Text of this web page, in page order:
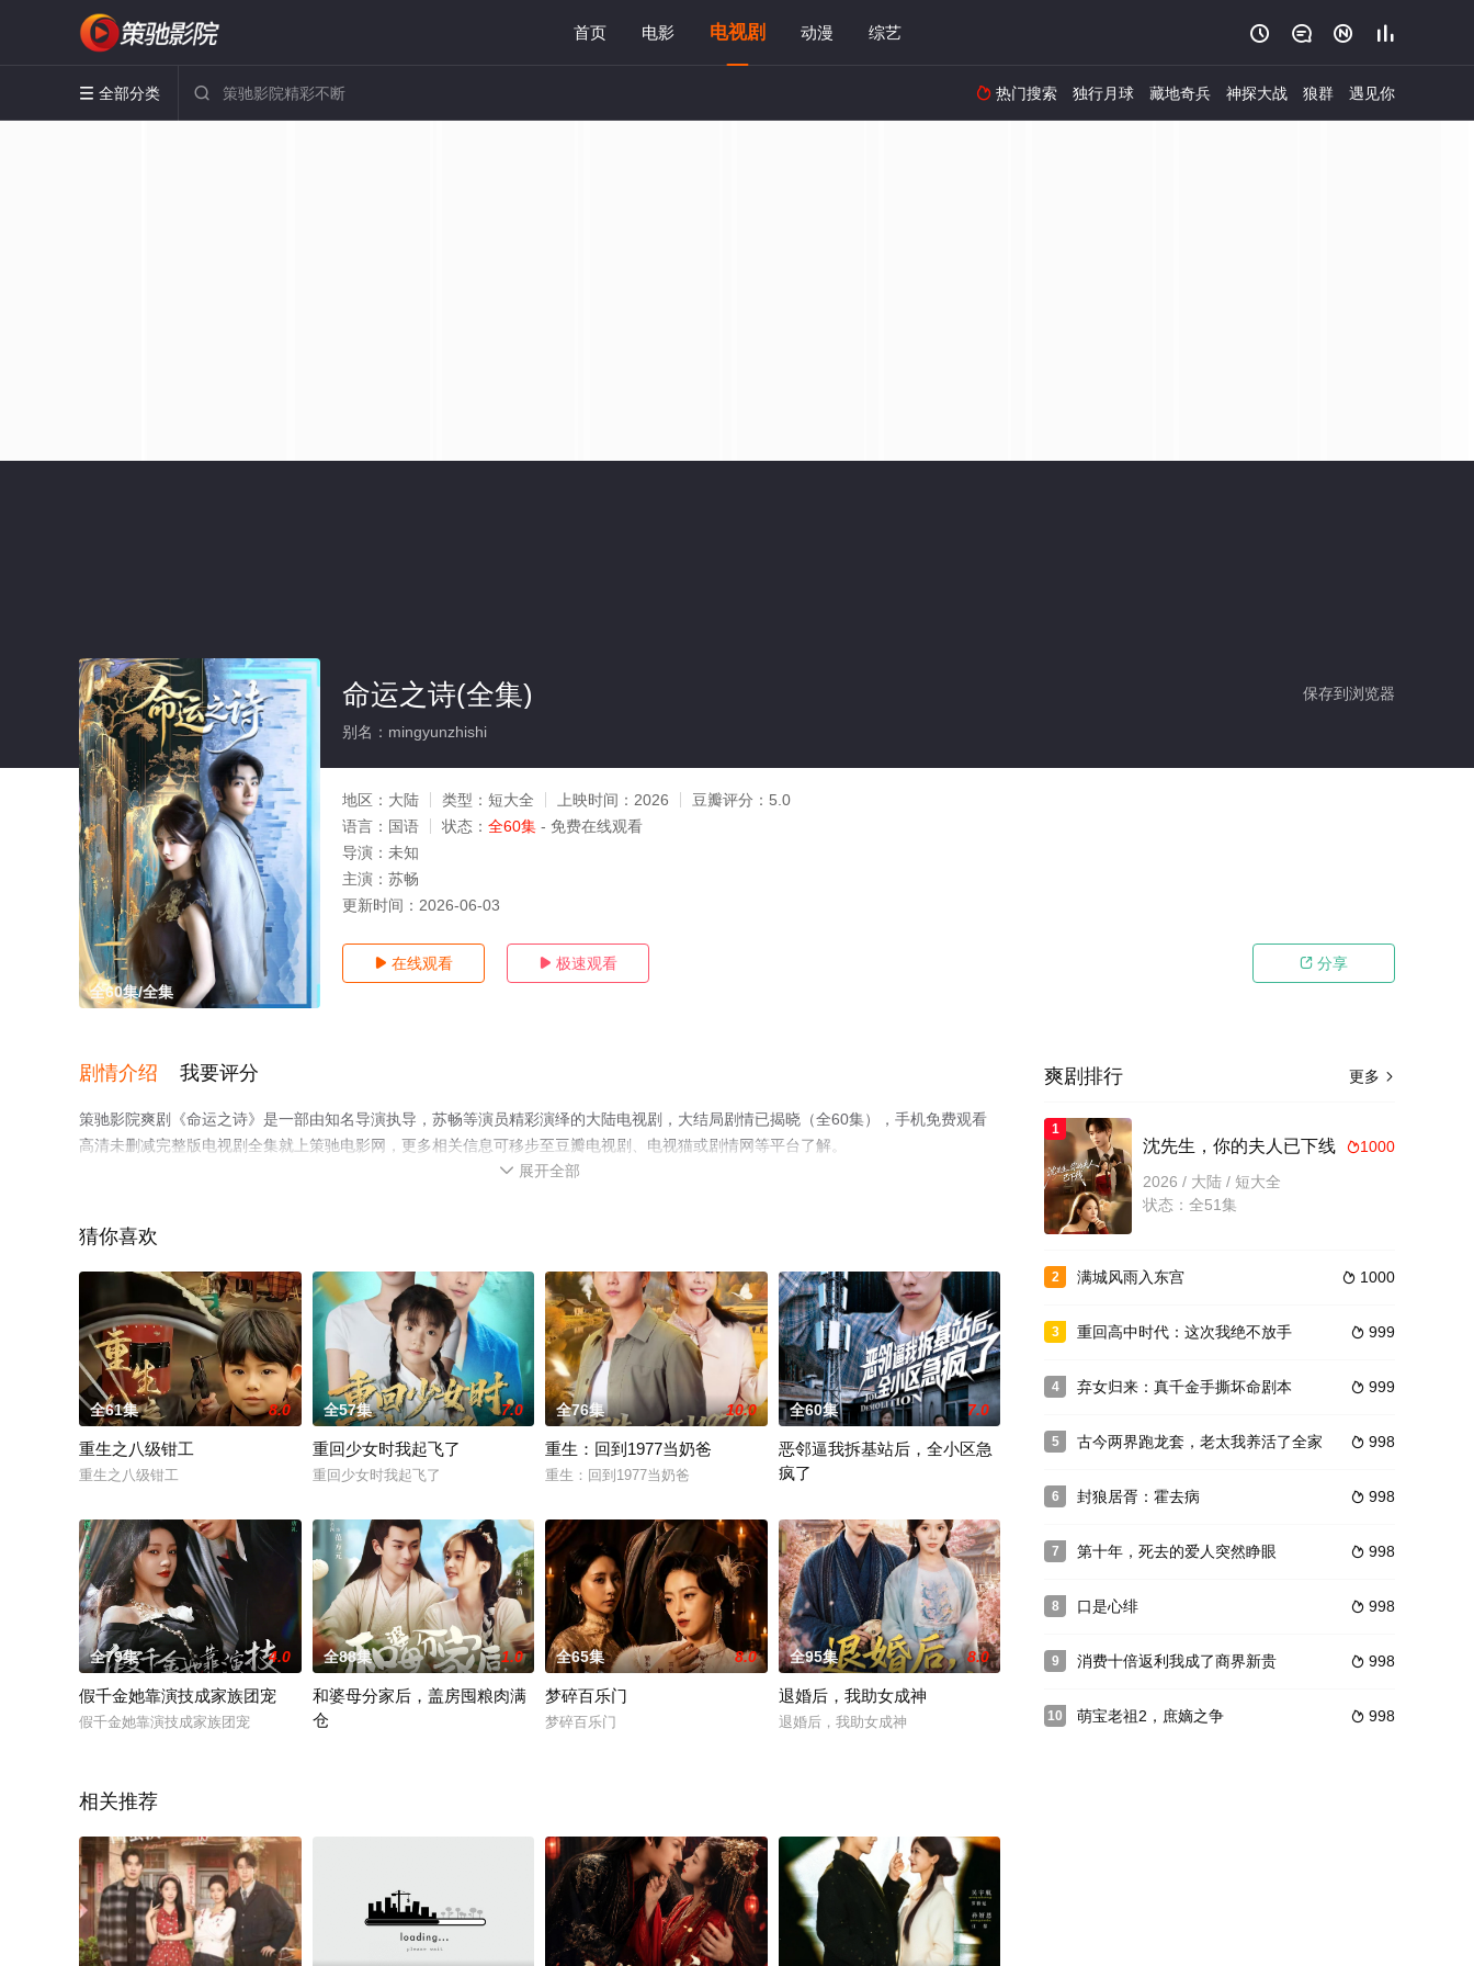
首页 电影 电视剧 动漫 综艺    
 全部分类   热门搜索 独行月球 藏地奇兵 神探大战 狼群 遇见你
全60集/全集
保存到浏览器
命运之诗(全集)
别名：mingyunzhishi
地区： 大陆 类型： 短大全 上映时间： 2026 豆瓣评分： 5.0
语言： 国语 状态： 全60集 - 免费在线观看
导演： 未知
主演： 苏畅
更新时间： 2026-06-03
 在线观看  极速观看  分享
剧情介绍 我要评分
策驰影院爽剧《命运之诗》是一部由知名导演执导，苏畅等演员精彩演绎的大陆电视剧，大结局剧情已揭晓（全60集），手机免费观看
高清未删减完整版电视剧全集就上策驰电影网，更多相关信息可移步至豆瓣电视剧、电视猫或剧情网等平台了解。
 展开全部
猜你喜欢
全61集 8.0
重生之八级钳工
重生之八级钳工
全57集 7.0
重回少女时我起飞了
重回少女时我起飞了
全76集 10.0
重生：回到1977当奶爸
重生：回到1977当奶爸
全60集 7.0
恶邻逼我拆基站后，全小区急
疯了
全79集 4.0
假千金她靠演技成家族团宠
假千金她靠演技成家族团宠
全88集 1.0
和婆母分家后，盖房囤粮肉满
仓
全65集 8.0
梦碎百乐门
梦碎百乐门
全95集 8.0
退婚后，我助女成神
退婚后，我助女成神
相关推荐
更多 
爽剧排行
1
1000
沈先生，你的夫人已下线
2026 / 大陆 / 短大全
状态：全51集
2  1000
满城风雨入东宫
3  999
重回高中时代：这次我绝不放手
4  999
弃女归来：真千金手撕坏命剧本
5  998
古今两界跑龙套，老太我养活了全家
6  998
封狼居胥：霍去病
7  998
第十年，死去的爱人突然睁眼
8  998
口是心绯
9  998
消费十倍返利我成了商界新贵
10  998
萌宝老祖2，庶嫡之争